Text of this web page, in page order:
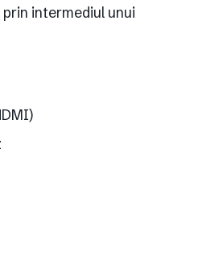
intermediul unui